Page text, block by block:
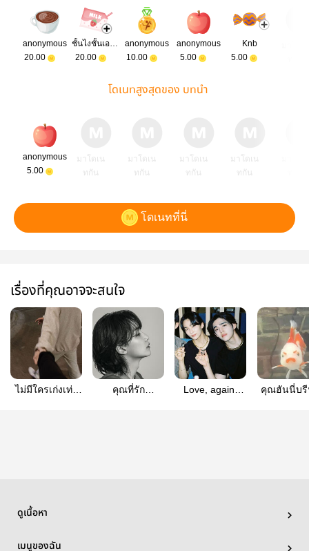
anonymous
20.00
ชั้นไงชั้นเอง •ㅅ•
20.00
anonymous
10.00
anonymous
5.00
Knb
5.00
โดเนทสูงสุดของ บทนำ
anonymous
5.00
มาโดเน
ทกัน
มาโดเน
ทกัน
มาโดเน
ทกัน
มาโดเน
ทกัน
โดเนทที่นี่
เรื่องที่คุณอาจจะสนใจ
ไม่มีใครเก่งเท่า
คุณที่รัก
Love, again.
คุณฮันนี่บรี
ดูเนื้อหา
เมนูของฉัน